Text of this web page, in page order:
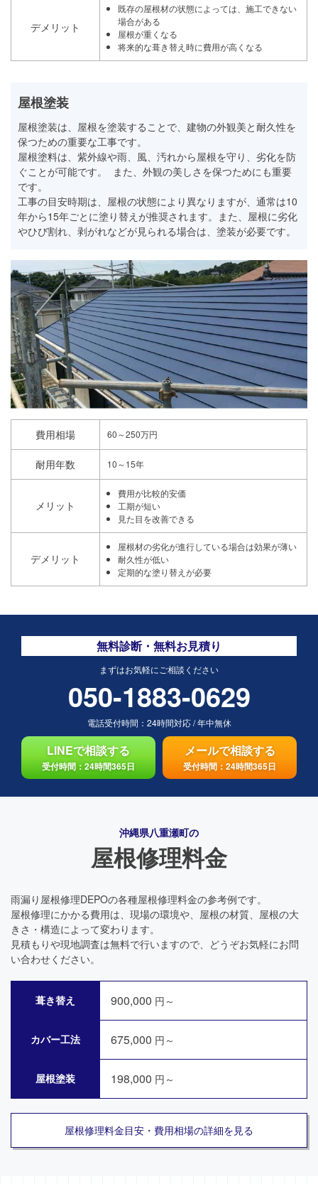
デメリット
既存の屋根材の状態によっては、施工できない
場合がある
屋根が重くなる
将来的な葺き替え時に費用が高くなる
屋根塗装
屋根塗装は、屋根を塗装することで、建物の外観美と耐久性を
保つための重要な工事です。
屋根塗料は、紫外線や雨、風、汚れから屋根を守り、劣化を防
ぐことが可能です。 また、外観の美しさを保つためにも重要
です。
工事の目安時期は、屋根の状態により異なりますが、通常は10
年から15年ごとに塗り替えが推奨されます。また、屋根に劣化
やひび割れ、剥がれなどが見られる場合は、塗装が必要です。
費用相場 60～250万円
耐用年数 10～15年
メリット
費用が比較的安価
工期が短い
見た目を改善できる
デメリット
屋根材の劣化が進行している場合は効果が薄い
耐久性が低い
定期的な塗り替えが必要
無料診断・無料お見積り
まずはお気軽にご相談ください
050-1883-0629
電話受付時間： 24時間対応/年中無休
LINEで相談する
受付時間：24時間365日
メールで相談する
受付時間：24時間365日
沖縄県八重瀬町の
屋根修理料金
雨漏り屋根修理DEPOの各種屋根修理料金の参考例です。
屋根修理にかかる費用は、現場の環境や、屋根の材質、屋根の大
きさ・構造によって変わります。
見積もりや現地調査は無料で行いますので、どうぞお気軽にお問
い合わせください。
葺き替え 900,000 円～
カバー工法 675,000 円～
屋根塗装 198,000 円～
屋根修理料金目安・費用相場の詳細を見る